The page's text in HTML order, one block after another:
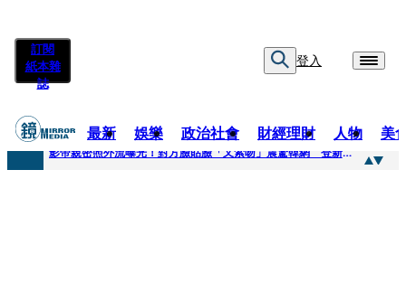
訂閱
紙本雜
誌
登入
最新 娛樂 政治社會 財經理財 人物 美
快訊
影帝親密照外流曝光！對方臉貼臉「又索吻」震驚韓網 登新聞熱搜第一